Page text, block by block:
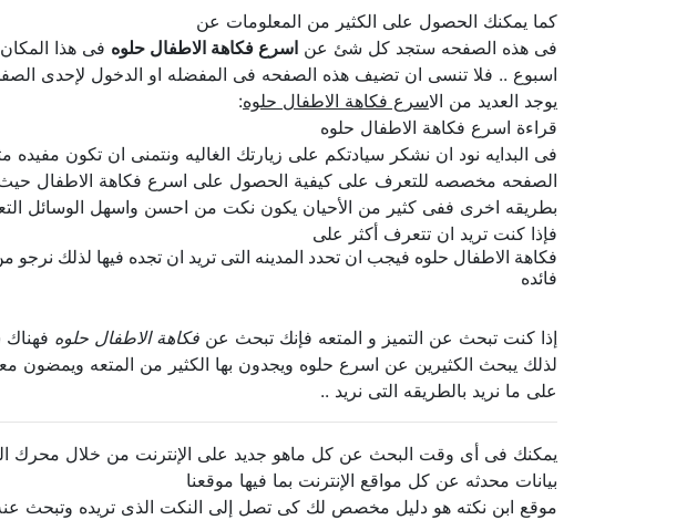
كما يمكنك الحصول على الكثير من المعلومات عن
فى هذه الصفحه ستجد كل شئ عن اسرع فكاهة الاطفال حلوه فى هذا
اسبوع .. فلا تنسى ان تضيف هذه الصفحه فى المفضله او الدخول لإحدى
يوجد العديد من الاسرع فكاهة الاطفال حلوه:
قراءة اسرع فكاهة الاطفال حلوه
فى البدايه نود ان نشكر سيادتكم على زيارتك الغاليه ونتمنى ان تكون
الصفحه مخصصه للتعرف على كيفية الحصول على اسرع فكاهة الاطفال حيث
بطريقه اخرى ففى كثير من الأحيان يكون نكت من احسن واسهل الوسائل
فإذا كنت تريد ان تتعرف أكثر على
فكاهة الاطفال حلوه فيجب ان تحدد المدينه التى تريد ان تجده فيها لذلك نرجو
فائده
إذا كنت تبحث عن التميز و المتعه فإنك تبحث عن فكاهة الاطفال حلوه
لذلك يبحث الكثيرين عن اسرع حلوه ويجدون بها الكثير من المتعه
على ما نريد بالطريقه التى نريد ..
يمكنك فى أى وقت البحث عن كل ماهو جديد على الإنترنت من خلال محرك
بيانات محدثه عن كل مواقع الإنترنت بما فيها موقعنا
موقع ابن نكته هو دليل مخصص لك كى تصل إلى النكت الذى تريده وتبحث